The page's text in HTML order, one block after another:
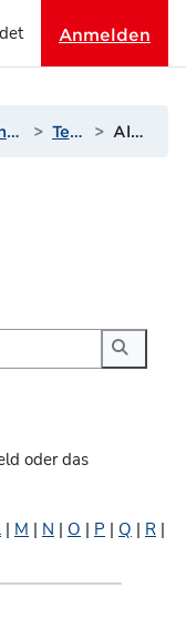
Anmelden
Autoverlinkung zu Glossaren Testglossar Alphabetisch
Suchen
oder das
| M | N | O | P | Q | R |